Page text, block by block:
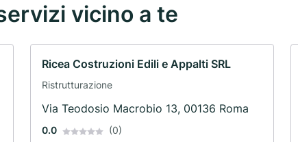
vicino a te
Ricea Costruzioni Edili e Appalti SRL
Ristrutturazione
Via Teodosio Macrobio 13, 00136 Roma
0.0 (0)